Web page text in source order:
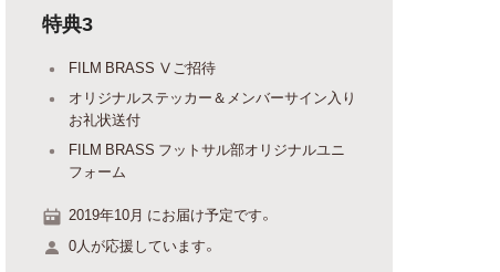
特典3
FILM BRASS Ⅴご招待
オリジナルステッカー＆メンバーサイン入り
お礼状送付
FILM BRASS フットサル部オリジナルユニ
フォーム
2019年10月 にお届け予定です。
0人が応援しています。